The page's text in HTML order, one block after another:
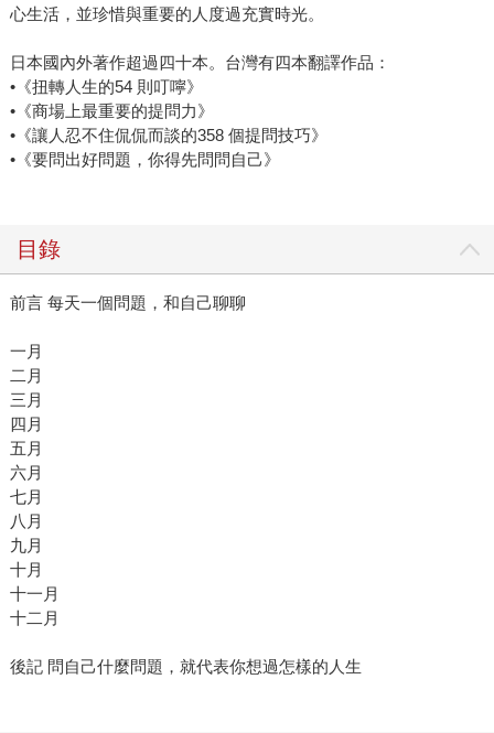
心生活，並珍惜與重要的人度過充實時光。
日本國內外著作超過四十本。台灣有四本翻譯作品：
•《扭轉人生的54 則叮嚀》
•《商場上最重要的提問力》
•《讓人忍不住侃侃而談的358 個提問技巧》
•《要問出好問題，你得先問問自己》
目錄
前言 每天一個問題，和自己聊聊
一月
二月
三月
四月
五月
六月
七月
八月
九月
十月
十一月
十二月
後記 問自己什麼問題，就代表你想過怎樣的人生